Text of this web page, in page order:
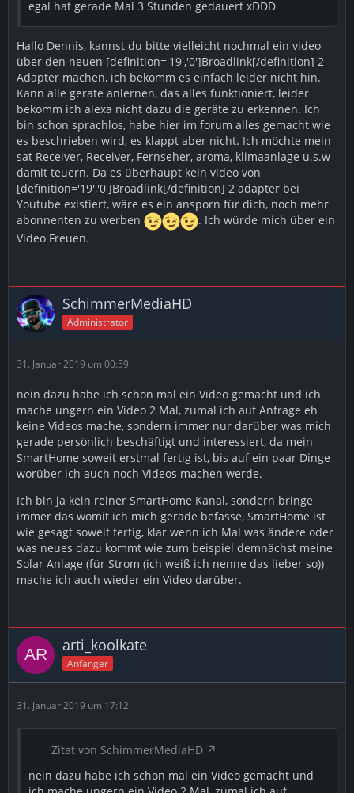
egal hat gerade Mal 3 Stunden gedauert xDDD
Hallo Dennis, kannst du bitte vielleicht nochmal ein video
über den neuen [definition='19','0']Broadlink[/definition] 2
Adapter machen, ich bekomm es einfach leider nicht hin.
Kann alle geräte anlernen, das alles funktioniert, leider
bekomm ich alexa nicht dazu die geräte zu erkennen. Ich
bin schon sprachlos, habe hier im forum alles gemacht wie
es beschrieben wird, es klappt aber nicht. Ich möchte mein
sat Receiver, Receiver, Fernseher, aroma, klimaanlage u.s.w
damit teuern. Da es überhaupt kein video von
[definition='19','0']Broadlink[/definition] 2 adapter bei
Youtube existiert, wäre es ein ansporn für dich, noch mehr
abonnenten zu werben
. Ich würde mich über ein
Video Freuen.
SchimmerMediaHD
Administrator
31. Januar 2019 um 00:59
nein dazu habe ich schon mal ein Video gemacht und ich
mache ungern ein Video 2 Mal, zumal ich auf Anfrage eh
keine Videos mache, sondern immer nur darüber was mich
gerade persönlich beschäftigt und interessiert, da mein
SmartHome soweit erstmal fertig ist, bis auf ein paar Dinge
worüber ich auch noch Videos machen werde.
Ich bin ja kein reiner SmartHome Kanal, sondern bringe
immer das womit ich mich gerade befasse, SmartHome ist
wie gesagt soweit fertig, klar wenn ich Mal was ändere oder
was neues dazu kommt wie zum beispiel demnächst meine
Solar Anlage (für Strom (ich weiß ich nenne das lieber so))
mache ich auch wieder ein Video darüber.
arti_koolkate
Anfänger
31. Januar 2019 um 17:12
Zitat von SchimmerMediaHD
nein dazu habe ich schon mal ein Video gemacht und